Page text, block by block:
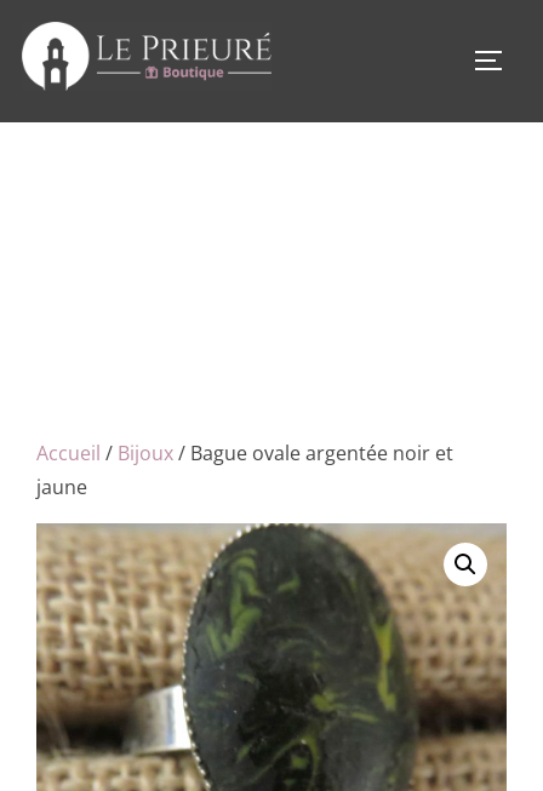
contenu
Accueil / Bijoux/ Bague ovale argentée noir et
jaune